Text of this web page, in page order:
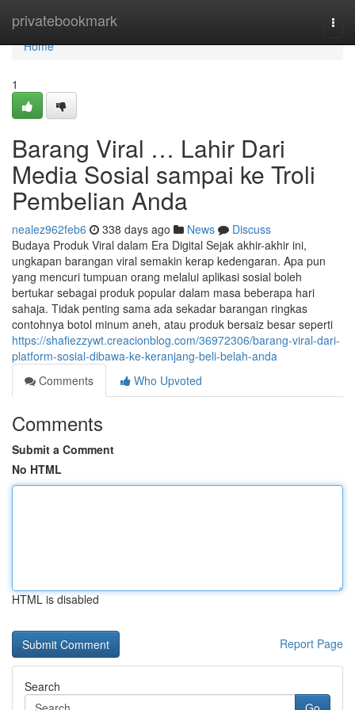
privatebookmark
Home
Home
1
Barang Viral … Lahir Dari
Media Sosial sampai ke Troli
Pembelian Anda
nealez962feb6 338 days ago News
Discuss
Budaya Produk Viral dalam Era Digital Sejak akhir-akhir ini,
ungkapan barangan viral semakin kerap kedengaran. Apa pun
yang mencuri tumpuan orang melalui aplikasi sosial boleh
bertukar sebagai produk popular dalam masa beberapa hari
sahaja. Tidak penting sama ada sekadar barangan ringkas
contohnya botol minum aneh, atau produk bersaiz besar seperti
https://shafiezzywt.creacionblog.com/36972306/barang-viral-dari-
platform-sosial-dibawa-ke-keranjang-beli-belah-anda
Comments
Who Upvoted
Comments
Submit a Comment
No HTML
HTML is disabled
Report Page
Search